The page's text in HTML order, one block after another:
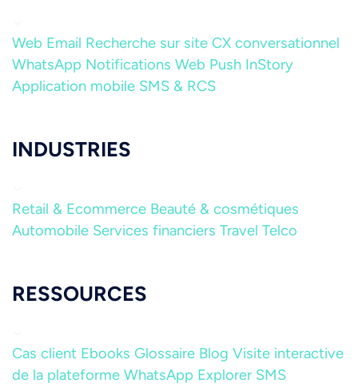
Web Email Recherche sur site CX conversationnel
WhatsApp Notifications Web Push InStory
Application mobile SMS & RCS
INDUSTRIES
Retail & Ecommerce Beauté & cosmétiques
Automobile Services financiers Travel Telco
RESSOURCES
Cas client Ebooks Glossaire Blog Visite interactive
de la plateforme WhatsApp Explorer SMS